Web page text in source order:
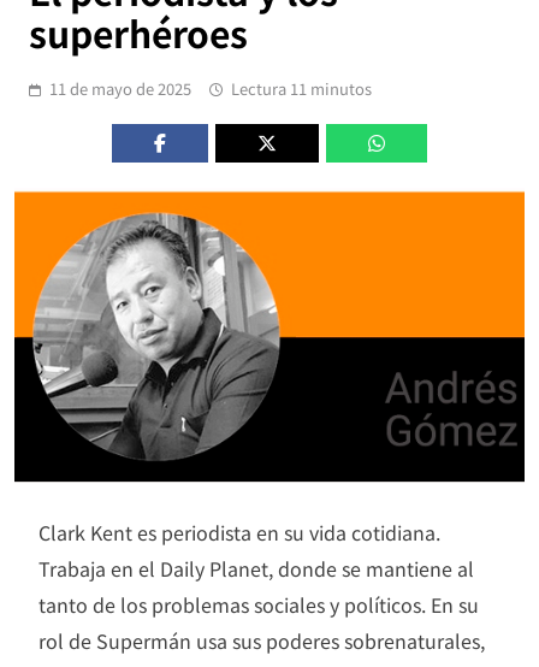
superhéroes
11 de mayo de 2025 Lectura 11 minutos
Clark Kent es periodista en su vida cotidiana.
Trabaja en el Daily Planet, donde se mantiene al
tanto de los problemas sociales y políticos. En su
rol de Supermán usa sus poderes sobrenaturales,